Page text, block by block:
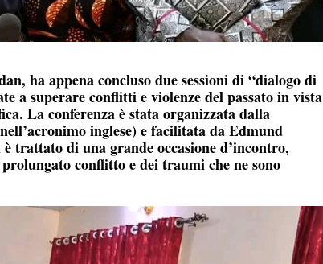
ha appena concluso due sessioni di “dialogo di
a superare conflitti e violenze del passato in vista
La conferenza è stata organizzata dalla
inglese) e facilitata da Edmund
trattato di una grande occasione d’incontro,
conflitto e dei traumi che ne sono